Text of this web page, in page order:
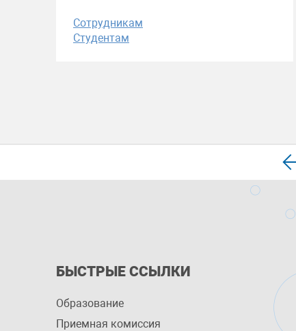
Сотрудникам
Студентам
БЫСТРЫЕ ССЫЛКИ
Образование
Приемная комиссия